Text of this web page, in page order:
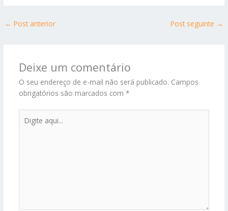
← Post anterior Post seguinte →
Deixe um comentário
O seu endereço de e-mail não será publicado. Campos
obrigatórios são marcados com *
aqui...